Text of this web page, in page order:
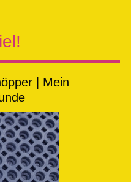
| Mein